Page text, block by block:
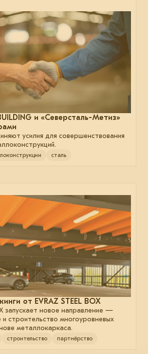
и «Северсталь-Метиз»
усилия для совершенствования
сталь
от EVRAZ STEEL BOX
запускает новое направление —
и строительство многоуровневых
металлокаркаса.
строительство партнёрство